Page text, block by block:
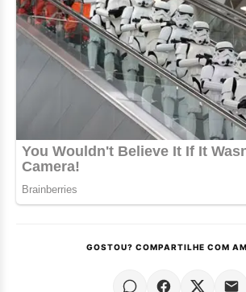
GOSTOU? COMPARTILHE COM